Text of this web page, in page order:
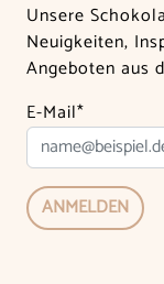
Unsere
Neuigkeiten,
Angeboten aus
E-Mail*
ANMELDEN